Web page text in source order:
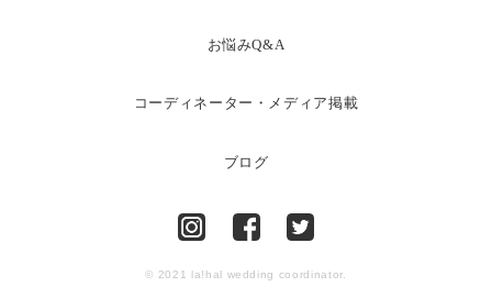
お悩みQ&A
コーディネーター・メディア掲載
ブログ
© 2021 la!hal wedding coordinator.